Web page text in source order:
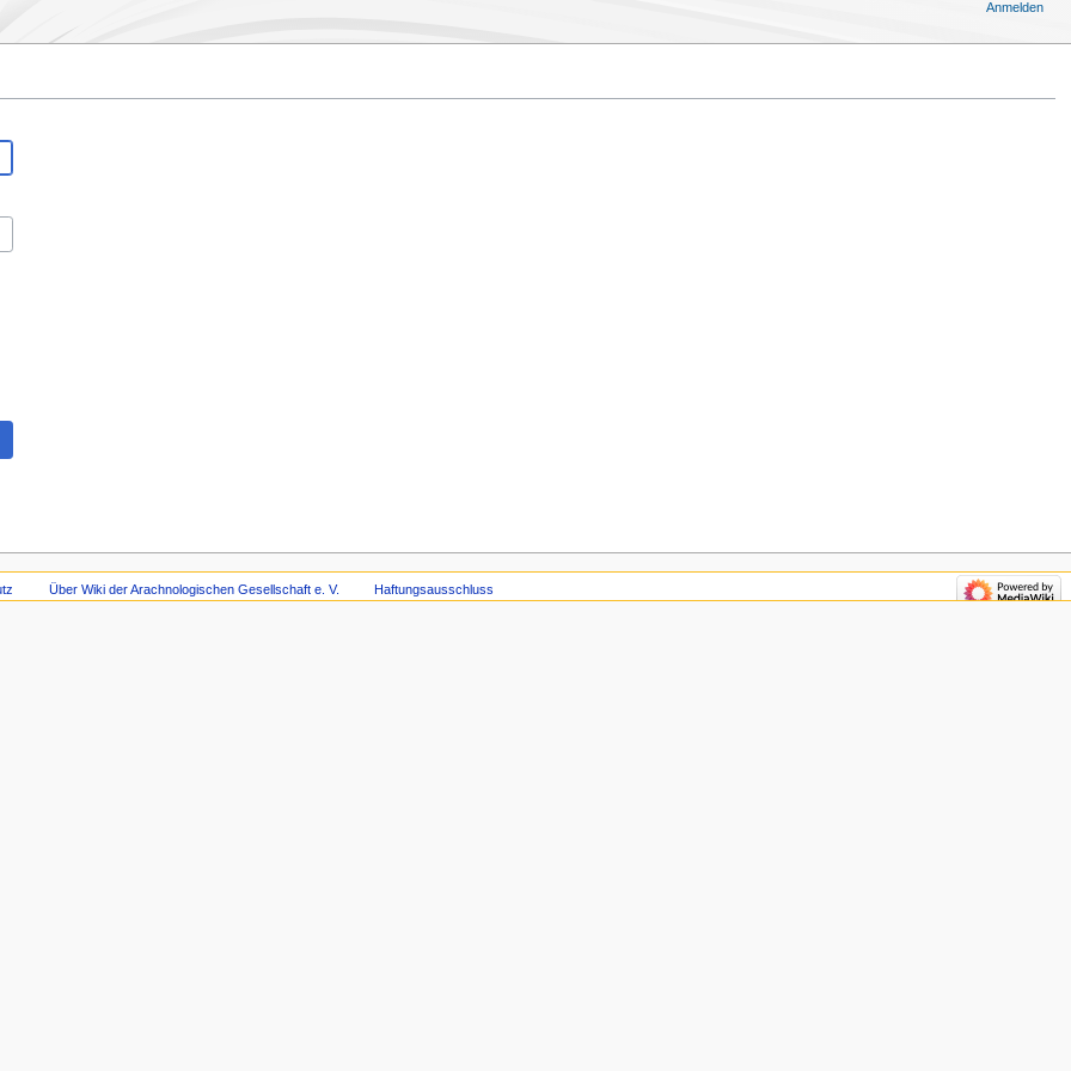
Anmelden
Über Wiki der Arachnologischen Gesellschaft e. V. Haftungsausschluss